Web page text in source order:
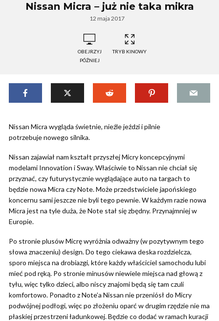
Nissan Micra – już nie taka mikra
12 maja 2017
OBEJRZYJ
PÓŹNIEJ
TRYB KINOWY
Nissan Micra wygląda świetnie, nieźle jeździ i pilnie
potrzebuje nowego silnika.
Nissan zajawiał nam kształt przyszłej Micry koncepcyjnymi
modelami Innovation i Sway. Właściwie to Nissan nie chciał się
przyznać, czy futurystycznie wyglądające auto na targach to
będzie nowa Micra czy Note. Może przedstwiciele japońskiego
koncernu sami jeszcze nie byli tego pewnie. W każdym razie nowa
Micra jest na tyle duża, że Note stał się zbędny. Przynajmniej w
Europie.
Po stronie plusów Micrę wyróżnia odważny (w pozytywnym tego
słowa znaczeniu) design. Do tego ciekawa deska rozdzielcza,
sporo miejsca na drobiazgi, które każdy właściciel samochodu lubi
mieć pod ręką. Po stronie minusów niewiele miejsca nad głową z
tyłu, więc tylko dzieci, albo niscy znajomi będą się tam czuli
komfortowo. Ponadto z Note’a Nissan nie przeniósł do Micry
podwójnej podłogi, więc po złożeniu oparć w drugim rzędzie nie ma
płaskiej przestrzeni ładunkowej. Będzie co dodać w ramach kuracji